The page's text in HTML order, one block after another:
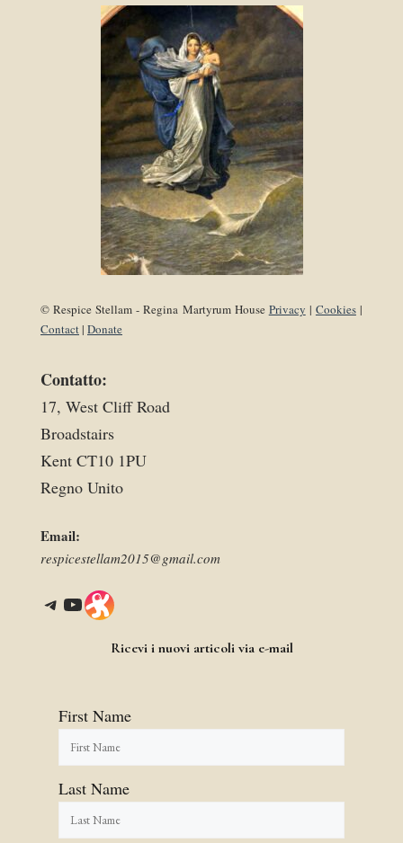
© Respice Stellam - Regina Martyrum House Privacy | Cookies|
Contact| Donate
Contatto:
17, West Cliff Road
Broadstairs
Kent CT10 1PU
Regno Unito
Email:
respicestellam2015@gmail.com
Telegram YouTube Link
Ricevi i nuovi articoli via e-mail
First Name
Last Name